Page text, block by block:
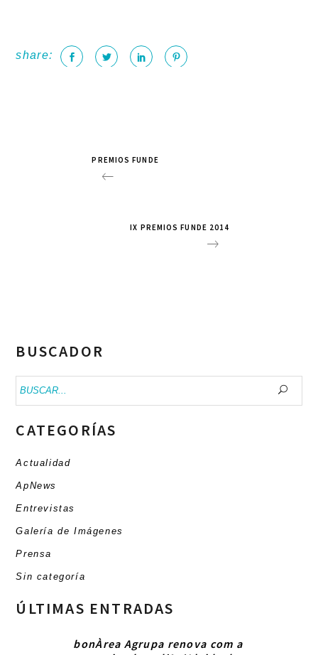
share:
PREMIOS FUNDE
IX PREMIOS FUNDE 2014
BUSCADOR
Buscar:
CATEGORÍAS
Actualidad
ApNews
Entrevistas
Galería de Imágenes
Prensa
Sin categoría
ÚLTIMAS ENTRADAS
bonÀrea Agrupa renova com a